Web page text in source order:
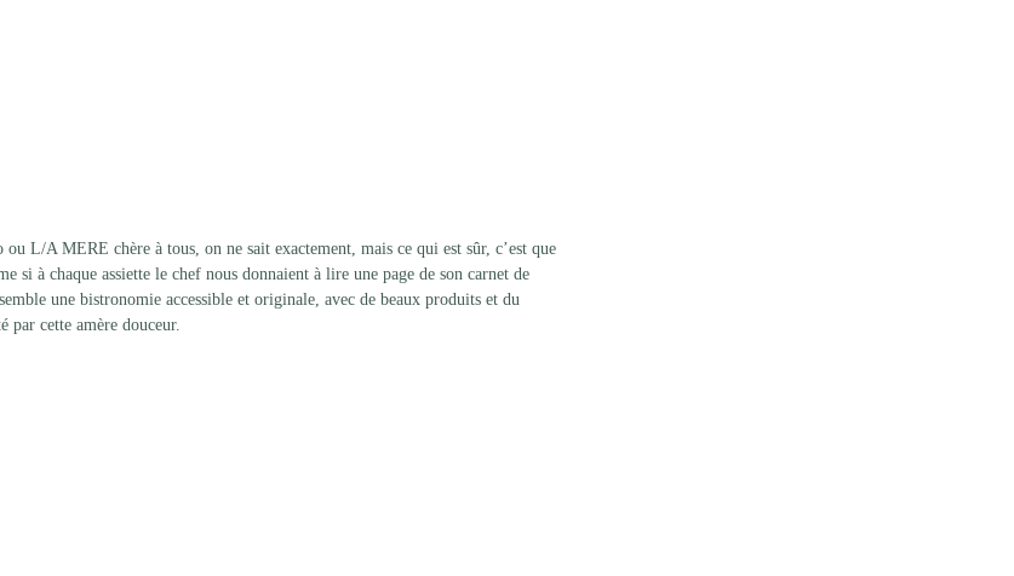
L/A MERE chère à tous, on ne sait exactement, mais ce qui est sûr, c’est que
si à chaque assiette le chef nous donnaient à lire une page de son carnet de
une bistronomie accessible et originale, avec de beaux produits et du
par cette amère douceur.